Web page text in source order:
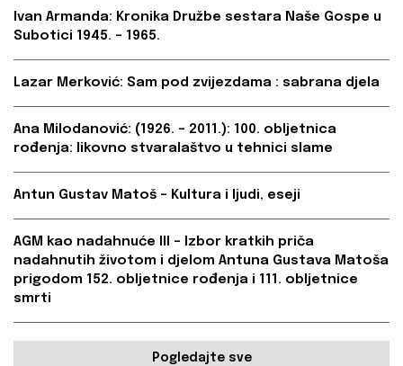
Ivan Armanda: Kronika Družbe sestara Naše Gospe u
Subotici 1945. – 1965.
Lazar Merković: Sam pod zvijezdama : sabrana djela
Ana Milodanović: (1926. – 2011.): 100. obljetnica
rođenja: likovno stvaralaštvo u tehnici slame
Antun Gustav Matoš – Kultura i ljudi, eseji
AGM kao nadahnuće III – Izbor kratkih priča
nadahnutih životom i djelom Antuna Gustava Matoša
prigodom 152. obljetnice rođenja i 111. obljetnice
smrti
Pogledajte sve